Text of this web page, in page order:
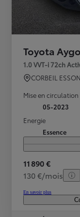
Toyota
1.0 VVT-i 72ch
CORBEIL
Mise en circulation
05-2023
Energie
Essence
11 890 €
130 €/mois
En savoir plus